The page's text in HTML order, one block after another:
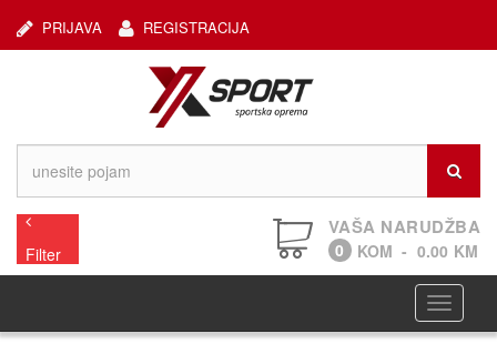
REGISTRACIJA
PRIJAVA
Filter
VAŠA NARUDŽBA
0 KOM - 0.00 KM